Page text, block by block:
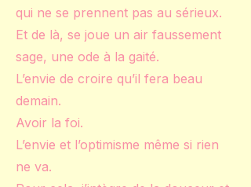
qui ne se prennent pas au sérieux.
Et de là, se joue un air faussement
sage, une ode à la gaité.
L’envie de croire qu’il fera beau
demain.
Avoir la foi.
L’envie et l’optimisme même si rien
ne va.